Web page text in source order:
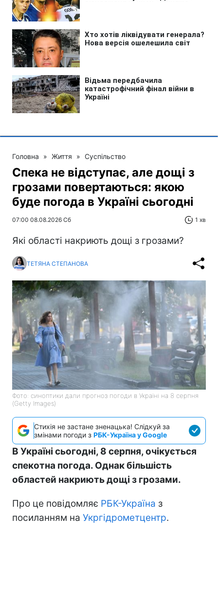
Головна » Життя » Суспільство
Спека не відступає, але дощі з
грозами повертаються: якою
буде погода в Україні сьогодні
07:00 08.08.2026 Сб 1 хв
Які області накриють дощі з грозами?
ТЕТЯНА СТЕПАНОВА
Фото: синоптики дали прогноз погоди в Україні на 8 серпня
(Getty Images)
Стихія не застане зненацька! Слідкуй за
змінами погоди з РБК-Україна у Google
В Україні сьогодні, 8 серпня, очікується
спекотна погода. Однак більшість
областей накриють дощі з грозами.
Про це повідомляє РБК-Україна з
посиланням на Укргідрометцентр.